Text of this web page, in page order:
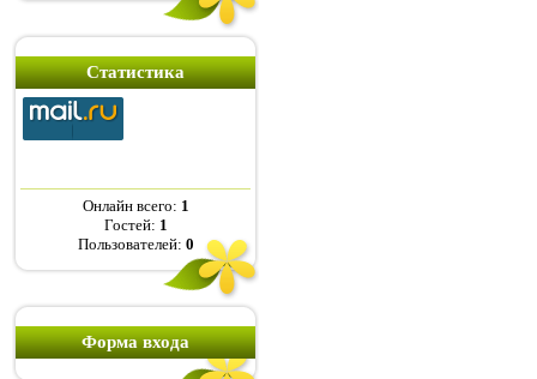
Статистика
Онлайн всего: 1
Гостей: 1
Пользователей: 0
Форма входа